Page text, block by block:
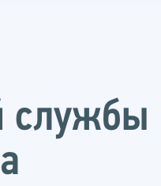
службы